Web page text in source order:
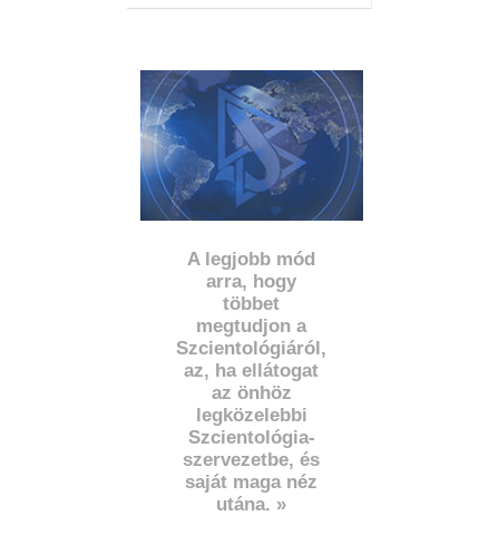
A legjobb mód
arra, hogy
többet
megtudjon a
Szcientológiáról,
az, ha ellátogat
az önhöz
legközelebbi
Szcientológia-
szervezetbe, és
saját maga néz
utána. »